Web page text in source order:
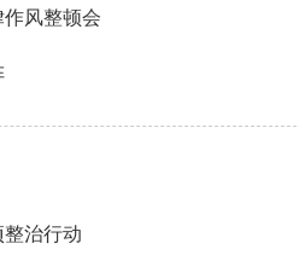
风整顿会
治行动